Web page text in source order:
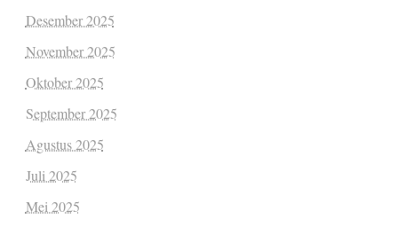
Desember 2025
November 2025
Oktober 2025
September 2025
Agustus 2025
Juli 2025
Mei 2025